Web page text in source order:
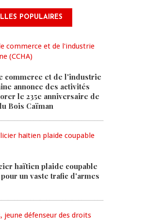
POPULAIRES
commerce et de l'industrie
annonce des activités
le 235e anniversaire de
Bois Caïman
haïtien plaide coupable
un vaste trafic d'armes